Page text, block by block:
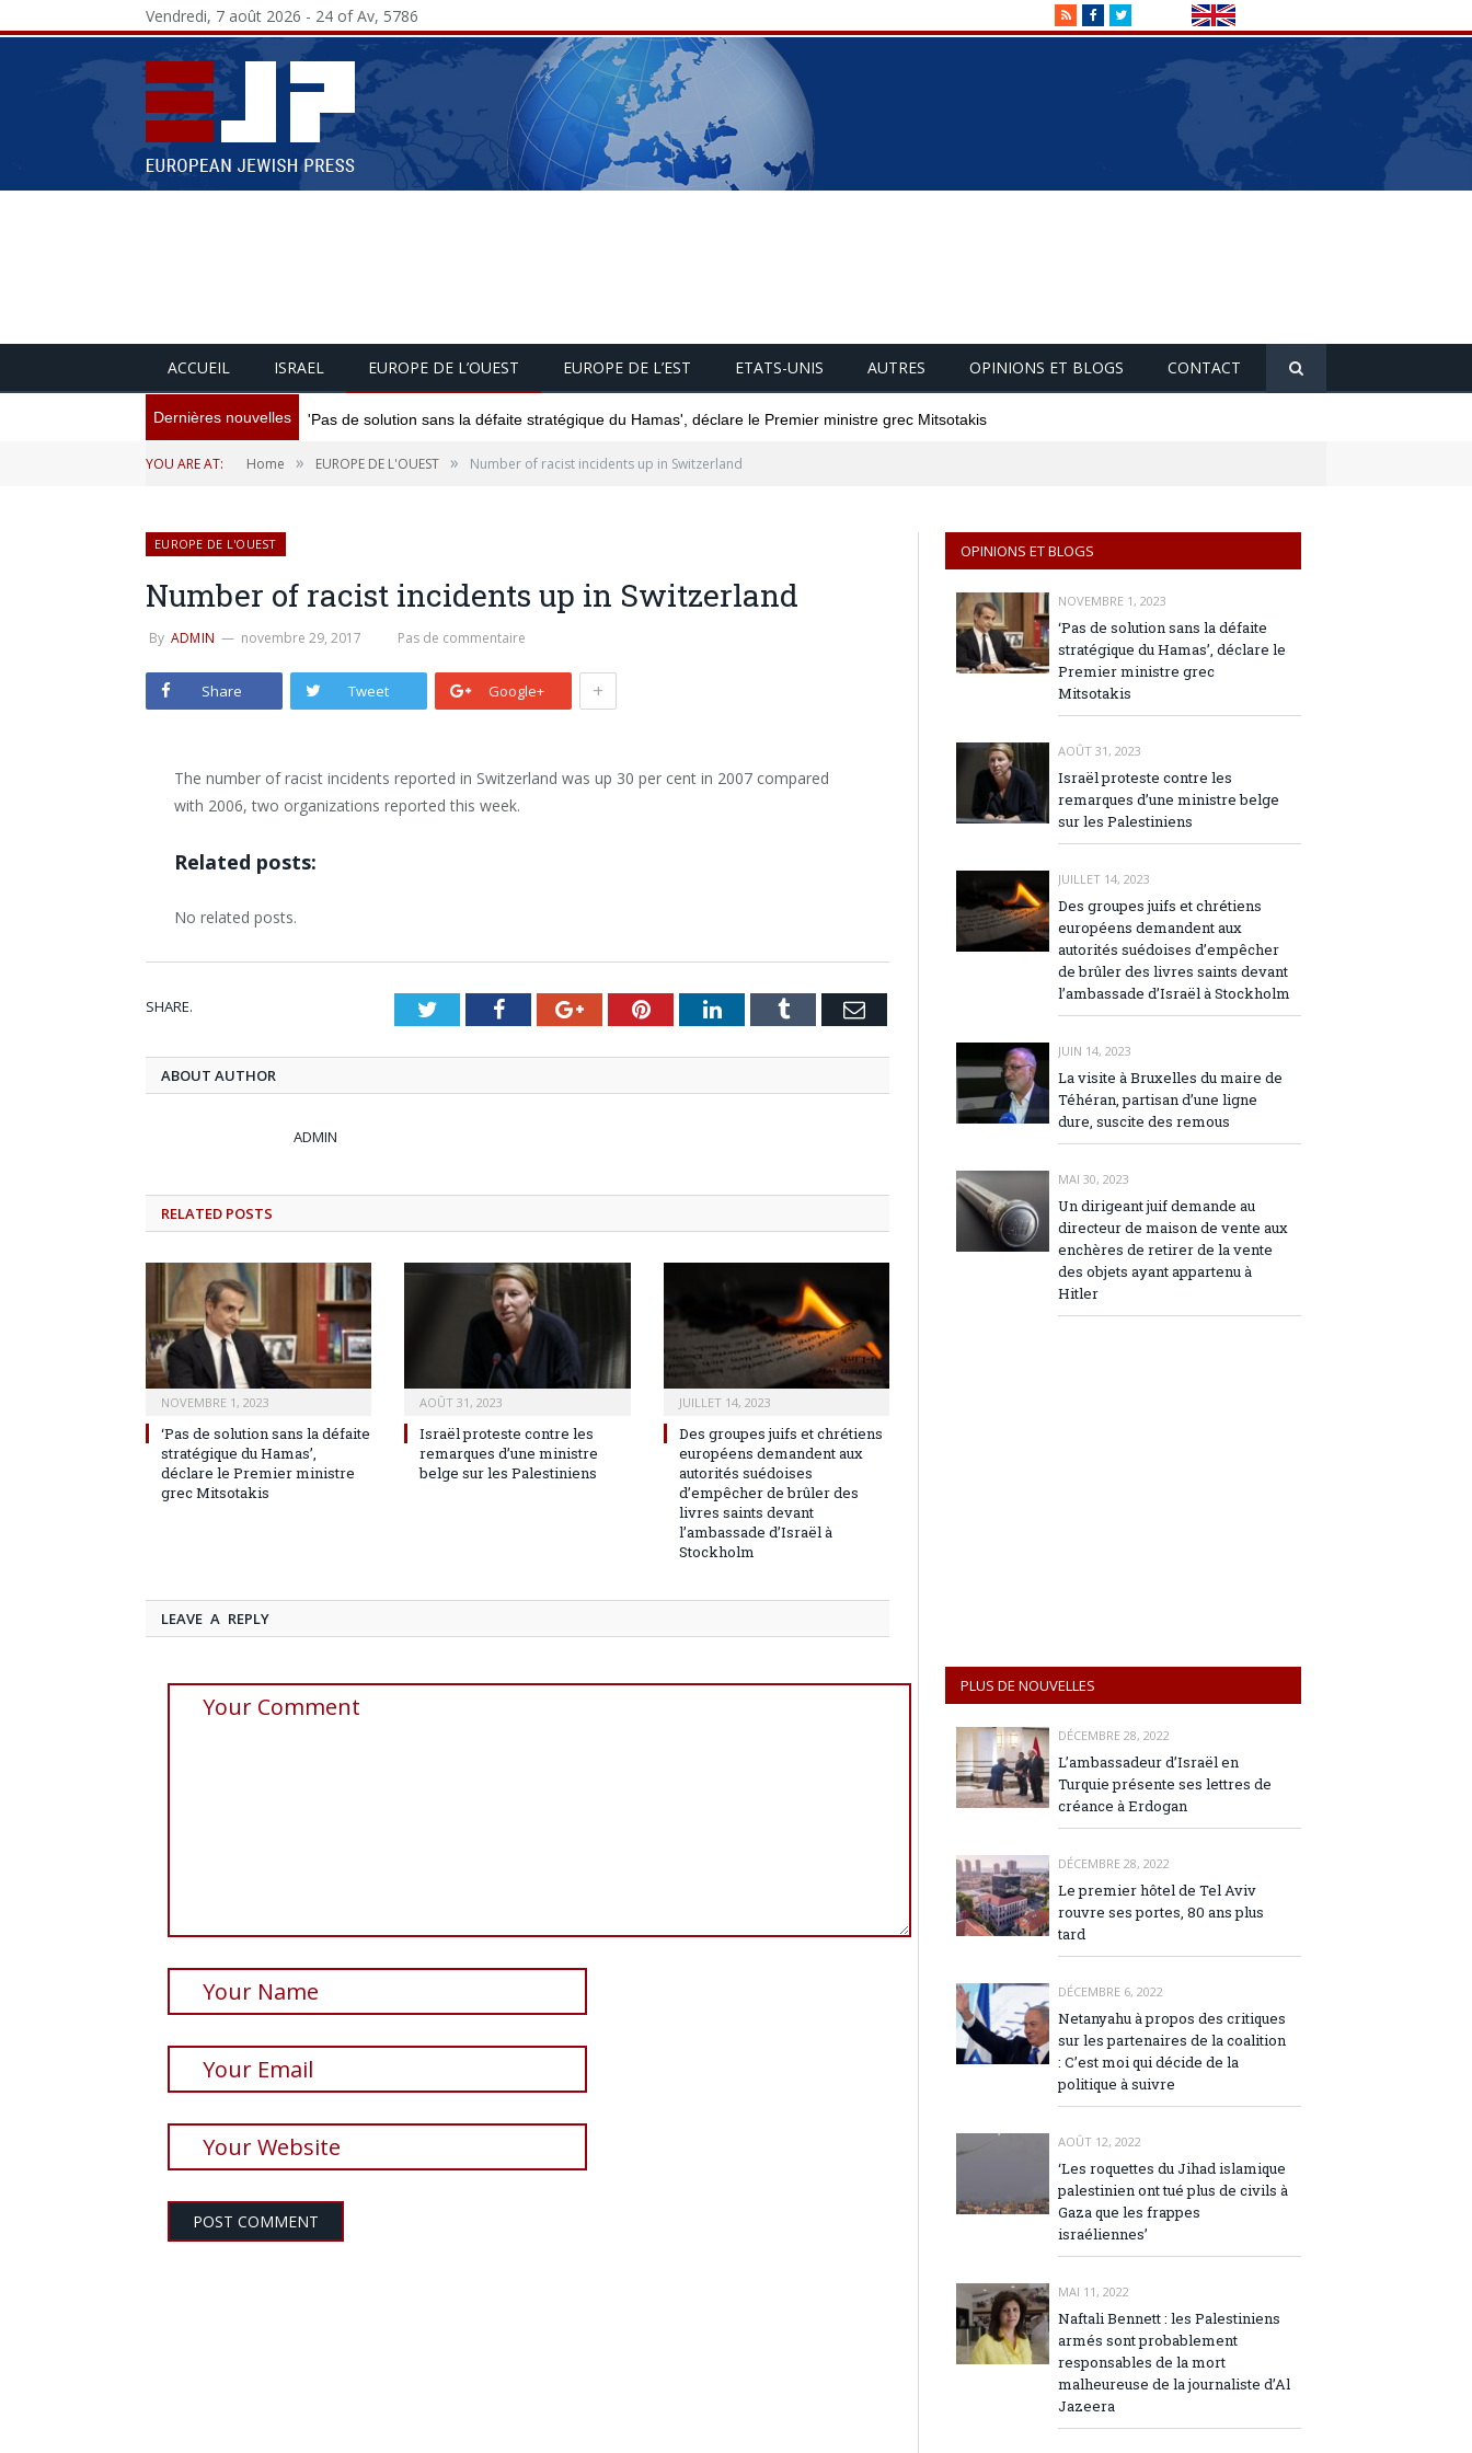
RSSFacebookTwitter
Vendredi, 7 août 2026 - 24 of Av, 5786
ACCUEIL ISRAEL EUROPE DE L’OUEST EUROPE DE L’EST ETATS-UNIS AUTRES OPINIONS ET BLOGS CONTACT
Dernières nouvelles 'Pas de solution sans la défaite stratégique du Hamas', déclare le Premier ministre grec Mitsotakis
YOU ARE AT: Home » EUROPE DE L'OUEST » Number of racist incidents up in Switzerland
EUROPE DE L'OUEST
Number of racist incidents up in Switzerland
By ADMIN novembre 29, 2017 Pas de commentaire
Share Tweet Google+ +
The number of racist incidents reported in Switzerland was up 30 per cent in 2007 compared
with 2006, two organizations reported this week.
Related posts:
No related posts.
SHARE. TwitterFacebookGoogle+PinterestLinkedInTumblr Email
ABOUT AUTHOR
ADMIN
RELATED POSTS
NOVEMBRE 1, 2023
‘Pas de solution sans la défaite
stratégique du Hamas’,
déclare le Premier ministre
grec Mitsotakis
AOÛT 31, 2023
Israël proteste contre les
remarques d’une ministre
belge sur les Palestiniens
JUILLET 14, 2023
Des groupes juifs et chrétiens
européens demandent aux
autorités suédoises
d’empêcher de brûler des
livres saints devant
l’ambassade d’Israël à
Stockholm
LEAVE A REPLY
OPINIONS ET BLOGS
NOVEMBRE 1, 2023
‘Pas de solution sans la défaite
stratégique du Hamas’, déclare le
Premier ministre grec
Mitsotakis
AOÛT 31, 2023
Israël proteste contre les
remarques d’une ministre belge
sur les Palestiniens
JUILLET 14, 2023
Des groupes juifs et chrétiens
européens demandent aux
autorités suédoises d’empêcher
de brûler des livres saints devant
l’ambassade d’Israël à Stockholm
JUIN 14, 2023
La visite à Bruxelles du maire de
Téhéran, partisan d’une ligne
dure, suscite des remous
MAI 30, 2023
Un dirigeant juif demande au
directeur de maison de vente aux
enchères de retirer de la vente
des objets ayant appartenu à
Hitler
PLUS DE NOUVELLES
DÉCEMBRE 28, 2022
L’ambassadeur d’Israël en
Turquie présente ses lettres de
créance à Erdogan
DÉCEMBRE 28, 2022
Le premier hôtel de Tel Aviv
rouvre ses portes, 80 ans plus
tard
DÉCEMBRE 6, 2022
Netanyahu à propos des critiques
sur les partenaires de la coalition
: C’est moi qui décide de la
politique à suivre
AOÛT 12, 2022
‘Les roquettes du Jihad islamique
palestinien ont tué plus de civils à
Gaza que les frappes
israéliennes’
MAI 11, 2022
Naftali Bennett : les Palestiniens
armés sont probablement
responsables de la mort
malheureuse de la journaliste d’Al
Jazeera